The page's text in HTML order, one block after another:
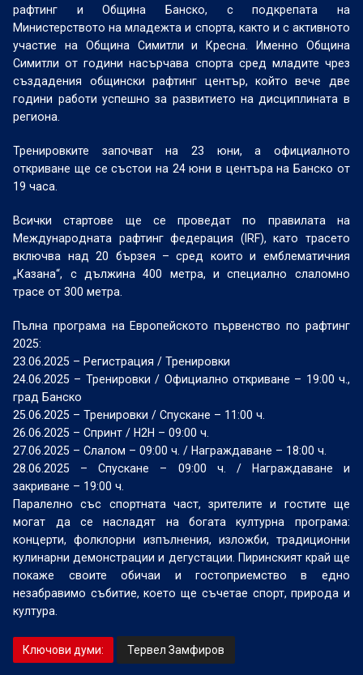
рафтинг и Община Банско, с подкрепата на
Министерството на младежта и спорта, както и с активното
участие на Община Симитли и Кресна. Именно Община
Симитли от години насърчава спорта сред младите чрез
създадения общински рафтинг център, който вече две
години работи успешно за развитието на дисциплината в
региона.
Тренировките започват на 23 юни, а официалното
откриване ще се състои на 24 юни в центъра на Банско от
19 часа.
Всички стартове ще се проведат по правилата на
Международната рафтинг федерация (IRF), като трасето
включва над 20 бързея – сред които и емблематичния
„Казана“, с дължина 400 метра, и специално слаломно
трасе от 300 метра.
Пълна програма на Европейското първенство по рафтинг
2025:
23.06.2025 – Регистрация / Тренировки
24.06.2025 – Тренировки / Официално откриване – 19:00 ч.,
град Банско
25.06.2025 – Тренировки / Спускане – 11:00 ч.
26.06.2025 – Спринт / H2H – 09:00 ч.
27.06.2025 – Слалом – 09:00 ч. / Награждаване – 18:00 ч.
28.06.2025 – Спускане – 09:00 ч. / Награждаване и
закриване – 19:00 ч.
Паралелно със спортната част, зрителите и гостите ще
могат да се насладят на богата културна програма:
концерти, фолклорни изпълнения, изложби, традиционни
кулинарни демонстрации и дегустации. Пиринският край ще
покаже своите обичаи и гостоприемство в едно
незабравимо събитие, което ще съчетае спорт, природа и
култура.
Ключови думи: Тервел Замфиров